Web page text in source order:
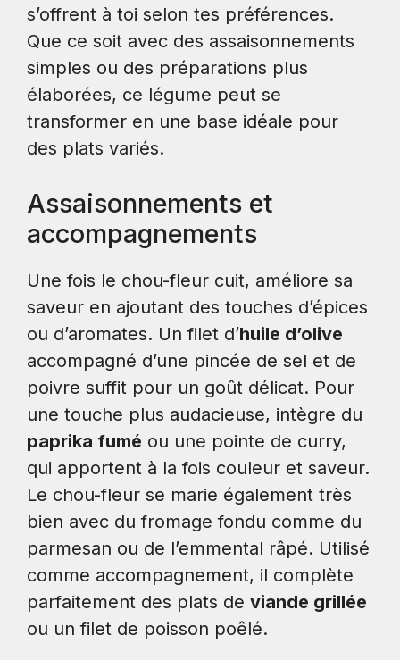
s’offrent à toi selon tes préférences.
Que ce soit avec des assaisonnements
simples ou des préparations plus
élaborées, ce légume peut se
transformer en une base idéale pour
des plats variés.
Assaisonnements et
accompagnements
Une fois le chou-fleur cuit, améliore sa
saveur en ajoutant des touches d’épices
ou d’aromates. Un filet d’huile d’olive
accompagné d’une pincée de sel et de
poivre suffit pour un goût délicat. Pour
une touche plus audacieuse, intègre du
paprika fumé ou une pointe de curry,
qui apportent à la fois couleur et saveur.
Le chou-fleur se marie également très
bien avec du fromage fondu comme du
parmesan ou de l’emmental râpé. Utilisé
comme accompagnement, il complète
parfaitement des plats de viande grillée
ou un filet de poisson poêlé.